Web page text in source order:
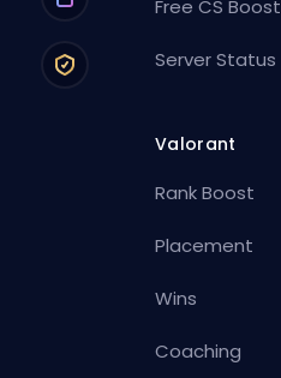
Free CS Boost
Server Status
Valorant
Rank Boost
Placement
Wins
Coaching